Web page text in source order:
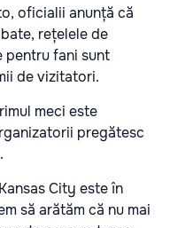
oficialii anunță că
rețelele de
pentru fani sunt
de vizitatori.
meci este
pregătesc
City este în
să arătăm că nu mai